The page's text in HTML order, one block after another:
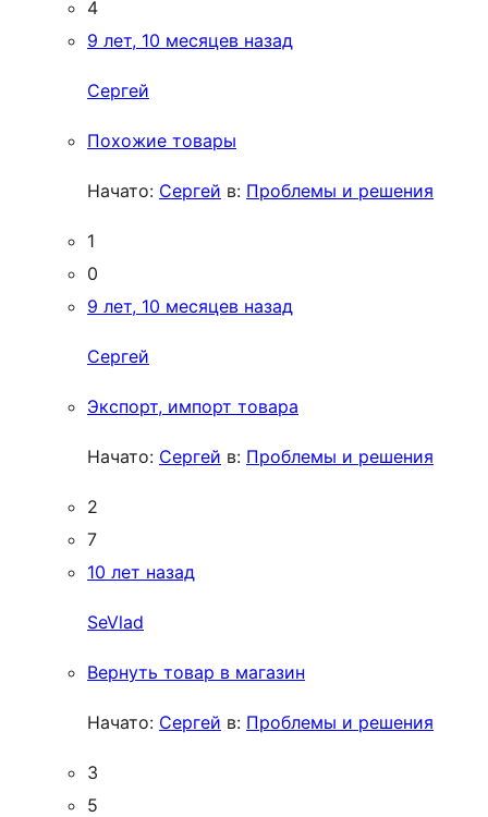
4
9 лет, 10 месяцев назад
Сергей
Похожие товары
Начато: Сергей в: Проблемы и решения
1
0
9 лет, 10 месяцев назад
Сергей
Экспорт, импорт товара
Начато: Сергей в: Проблемы и решения
2
7
10 лет назад
SeVlad
Вернуть товар в магазин
Начато: Сергей в: Проблемы и решения
3
5